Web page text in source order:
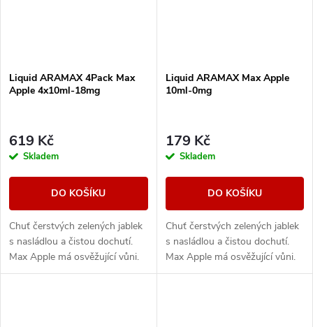
Liquid ARAMAX 4Pack Max
Apple 4x10ml-18mg
619 Kč
Skladem
DO KOŠÍKU
Chuť čerstvých zelených jablek
s nasládlou a čistou dochutí.
Max Apple má osvěžující vůni.
Liquid ARAMAX Max Apple
10ml-0mg
179 Kč
Skladem
DO KOŠÍKU
Chuť čerstvých zelených jablek
s nasládlou a čistou dochutí.
Max Apple má osvěžující vůni.